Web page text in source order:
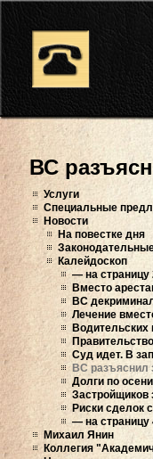
ВС
Услуги
Специальные
Новости
На повестке дня
Калейдоскоп
— на
Вместо
ВС
Лечение
Водительских
Суд идет. В
ВС разъяснил
Долги по
Застройщиков
Риски сделок
— на
Михаил Янин
Коллегия